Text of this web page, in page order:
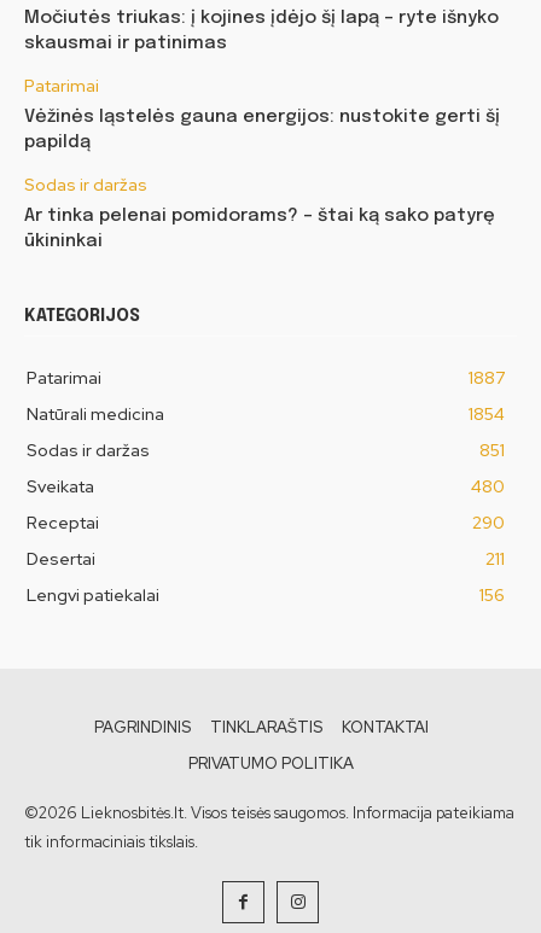
Močiutės triukas: į kojines įdėjo šį lapą – ryte išnyko
skausmai ir patinimas
Patarimai
Vėžinės ląstelės gauna energijos: nustokite gerti šį
papildą
Sodas ir daržas
Ar tinka pelenai pomidorams? – štai ką sako patyrę
ūkininkai
KATEGORIJOS
Patarimai
1887
Natūrali medicina
1854
Sodas ir daržas
851
Sveikata
480
Receptai
290
Desertai
211
Lengvi patiekalai
156
PAGRINDINIS TINKLARAŠTIS
KONTAKTAI
PRIVATUMO POLITIKA
©2026 Lieknosbitės.lt. Visos teisės saugomos. Informacija pateikiama
tik informaciniais tikslais.